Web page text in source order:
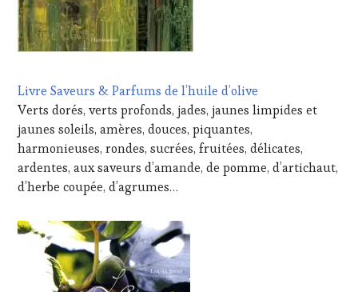
Livre Saveurs & Parfums de l’huile d’olive
Verts dorés, verts profonds, jades, jaunes limpides et
jaunes soleils, amères, douces, piquantes,
harmonieuses, rondes, sucrées, fruitées, délicates,
ardentes, aux saveurs d’amande, de pomme, d’artichaut,
d’herbe coupée, d’agrumes…